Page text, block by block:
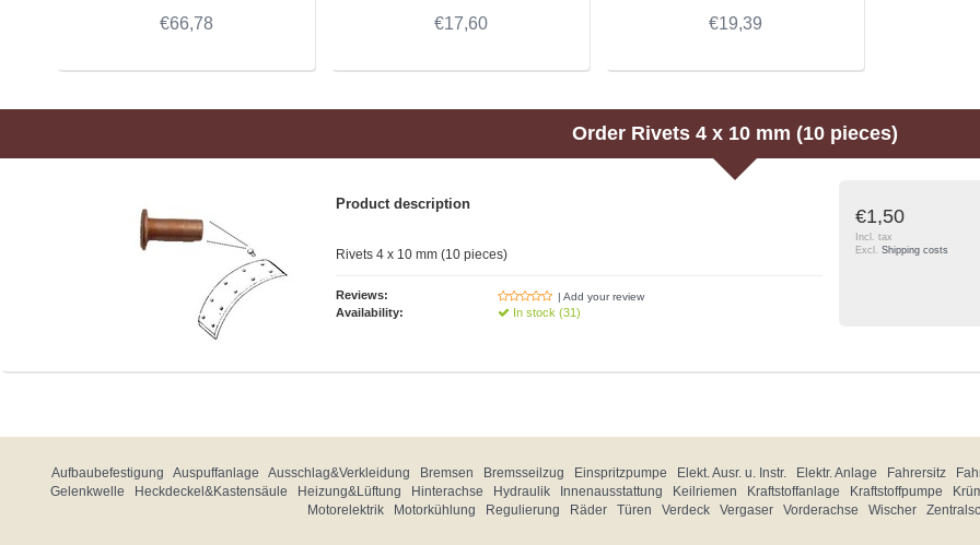
€66,78 €17,60 €19,39
Order Rivets 4 x 10 mm (10 pieces)
Product description
Rivets 4 x 10 mm (10 pieces)
Reviews: | Add your review
Availability: In stock (31)
€1,50
Incl. tax
Excl. Shipping costs
Aufbaubefestigung Auspuffanlage Ausschlag&Verkleidung Bremsen Bremsseilzug Einspritzpumpe Elekt. Ausr. u. Instr. Elektr. Anlage Fahrersitz
Gelenkwelle
Heckdeckel&Kastensäule Heizung&Lüftung Hinterachse Hydraulik Innenausstattung Keilriemen Kraftstoffanlage Kraftstoffpumpe
Motorelektrik
Motorkühlung Regulierung Räder Türen Verdeck Vergaser Vorderachse Wischer